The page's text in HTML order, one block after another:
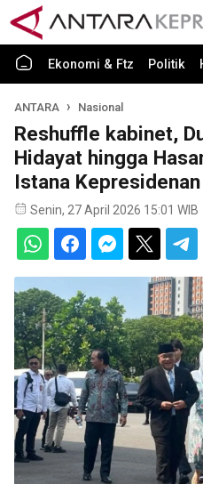
Ekonomi & Ftz Politik
ANTARA Nasional
Reshuffle kabinet,
Hidayat hingga
Istana
Senin, 27 April 2026 15:01 WIB